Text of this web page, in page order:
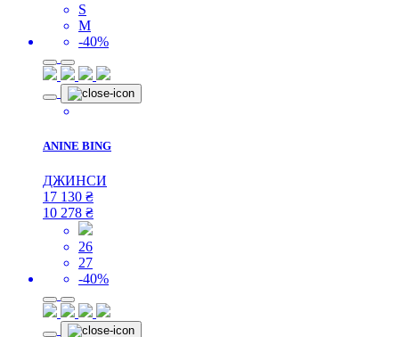
S
M
-40%
ANINE BING
ДЖИНСИ
17 130 ₴
10 278 ₴
26
27
-40%